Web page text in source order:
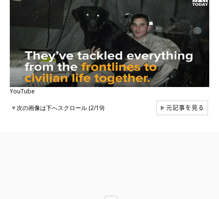
YouTube
▼次の画像は下へスクロール (2/19) ▶元記事を見る